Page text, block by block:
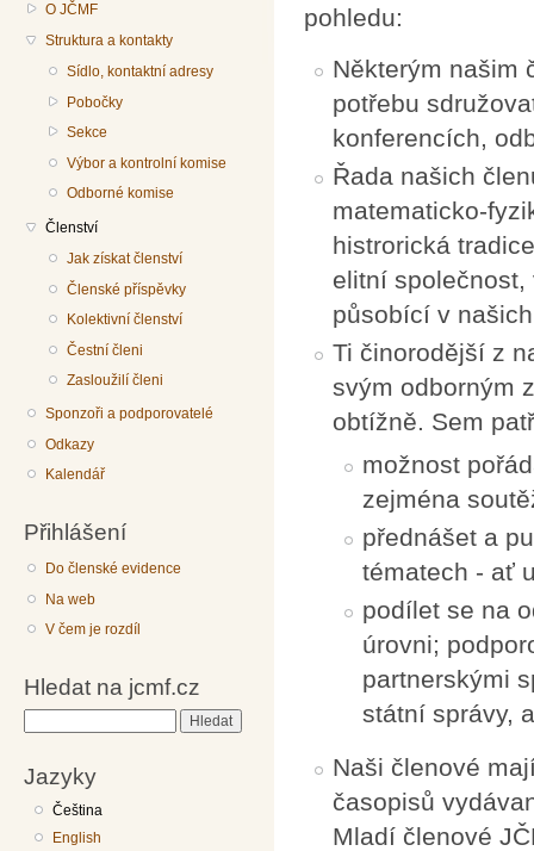
O JČMF
Struktura a kontakty
Sídlo, kontaktní adresy
Pobočky
Sekce
Výbor a kontrolní komise
Odborné komise
Členství
Jak získat členství
Členské příspěvky
Kolektivní členství
Čestní členi
Zasloužilí členi
Sponzoři a podporovatelé
Odkazy
Kalendář
Přihlášení
Do členské evidence
Na web
V čem je rozdíl
Hledat na jcmf.cz
Jazyky
Čeština
English
pohledu:
Některým našim
potřebu
konferencích,
Řada našich
matematicko-
histrorická
elitní
působící v
Ti činorodější z
svým odborným
obtížně. Sem
možnost
zejména
přednášet a
tématech - ať
podílet se na
úrovni;
partnerskými
státní správy,
Naši členové
časopisů
Mladí členové